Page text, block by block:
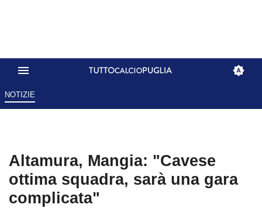
NOTIZIE
Altamura, Mangia: "Cavese
ottima squadra, sarà una gara
complicata"